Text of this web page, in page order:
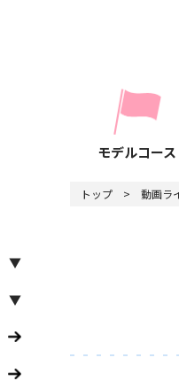
モデルコース
トップ 動画ラ